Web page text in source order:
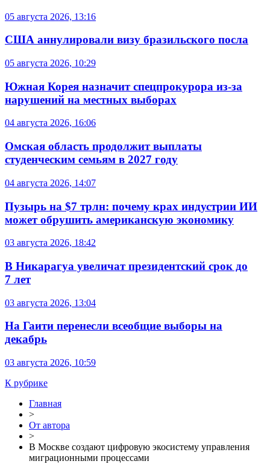
05 августа 2026, 13:16
США аннулировали визу бразильского посла
05 августа 2026, 10:29
Южная Корея назначит спецпрокурора из-за
нарушений на местных выборах
04 августа 2026, 16:06
Омская область продолжит выплаты
студенческим семьям в 2027 году
04 августа 2026, 14:07
Пузырь на $7 трлн: почему крах индустрии ИИ
может обрушить американскую экономику
03 августа 2026, 18:42
В Никарагуа увеличат президентский срок до
7 лет
03 августа 2026, 13:04
На Гаити перенесли всеобщие выборы на
декабрь
03 августа 2026, 10:59
К рубрике
Главная
>
От автора
>
В Москве создают цифровую экосистему управления
миграционными процессами